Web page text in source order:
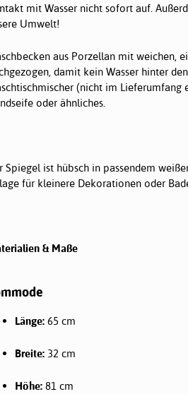
mit Wasser nicht sofort auf.
Umwelt!
aus Porzellan mit weichen,
damit kein Wasser hinter
(nicht im
oder ähnliches.
Spiegel ist hübsch in passendem
für kleinere Dekorationen oder
& Maße
Länge: 65 cm
Breite: 32 cm
Höhe: 81 cm